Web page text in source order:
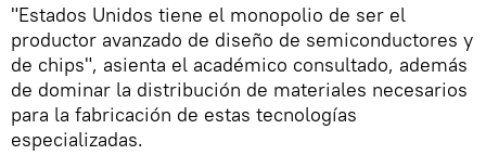
"Estados Unidos tiene el monopolio de ser el
productor avanzado de diseño de semiconductores y
de chips", asienta el académico consultado, además
de dominar la distribución de materiales necesarios
para la fabricación de estas tecnologías
especializadas.